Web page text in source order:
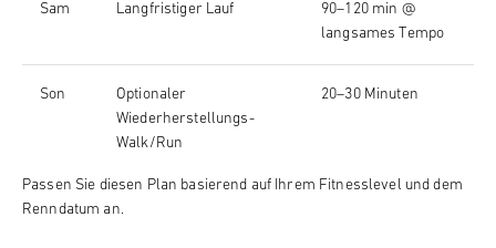
Sam Langfristiger Lauf
90–120 min @
langsames Tempo
Son
Optionaler
Wiederherstellungs-
Walk/Run
20–30 Minuten
Passen Sie diesen Plan basierend auf Ihrem Fitnesslevel und dem
Renndatum an.